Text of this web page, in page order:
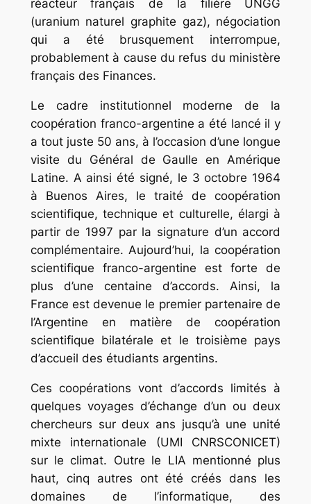
réacteur français de la filière UNGG
(uranium naturel graphite gaz), négociation
qui a été brusquement interrompue,
probablement à cause du refus du ministère
français des Finances.
Le cadre institutionnel moderne de la
coopération franco-argentine a été lancé il y
a tout juste 50 ans, à l’occasion d’une longue
visite du Général de Gaulle en Amérique
Latine. A ainsi été signé, le 3 octobre 1964
à Buenos Aires, le traité de coopération
scientifique, technique et culturelle, élargi à
partir de 1997 par la signature d’un accord
complémentaire. Aujourd’hui, la coopération
scientifique franco-argentine est forte de
plus d’une centaine d’accords. Ainsi, la
France est devenue le premier partenaire de
l’Argentine en matière de coopération
scientifique bilatérale et le troisième pays
d’accueil des étudiants argentins.
Ces coopérations vont d’accords limités à
quelques voyages d’échange d’un ou deux
chercheurs sur deux ans jusqu’à une unité
mixte internationale (UMI CNRS­CONICET)
sur le climat. Outre le LIA mentionné plus
haut, cinq autres ont été créés dans les
domaines de l’informatique, des